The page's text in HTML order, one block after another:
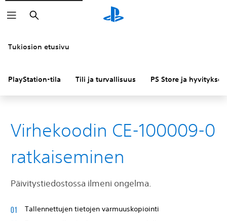
Haku
Tukiosion etusivu
PlayStation-tila Tili ja turvallisuus PS Store ja hyvitykset
Virhekoodin CE-100009-0
ratkaiseminen
Päivitystiedostossa ilmeni ongelma.
Tallennettujen tietojen varmuuskopiointi